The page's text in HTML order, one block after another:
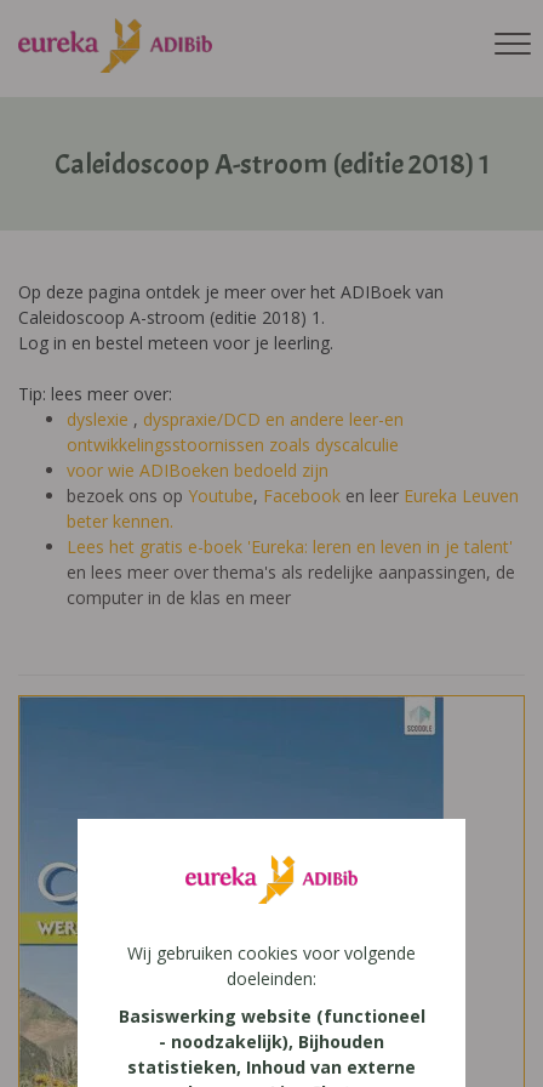
Caleidoscoop A-stroom (editie 2018) 1
Op deze pagina ontdek je meer over het ADIBoek van
Caleidoscoop A-stroom (editie 2018) 1.
Log in en bestel meteen voor je leerling.
Tip: lees meer over:
dyslexie , dyspraxie/DCD en andere leer-en
ontwikkelingsstoornissen zoals dyscalculie
voor wie ADIBoeken bedoeld zijn
bezoek ons op Youtube, Facebook en leer Eureka Leuven
beter kennen.
Lees het gratis e-boek 'Eureka: leren en leven in je talent'
en lees meer over thema's als redelijke aanpassingen, de
computer in de klas en meer
Wij gebruiken cookies voor volgende
doeleinden:
Basiswerking website (functioneel
- noodzakelijk), Bijhouden
statistieken, Inhoud van externe